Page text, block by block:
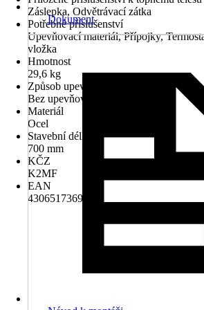
Záslepka, Odvětrávací zátka
Potřebné příslušenství
Upevňovací materiál, Přípojky,
vložka
Hmotnost
29,6 kg
Způsob upevnění
Bez upevňovacích spon
Materiál
Ocel
Stavební délka
700 mm
KČZ
K2MF
EAN
4306517369705
Dokument